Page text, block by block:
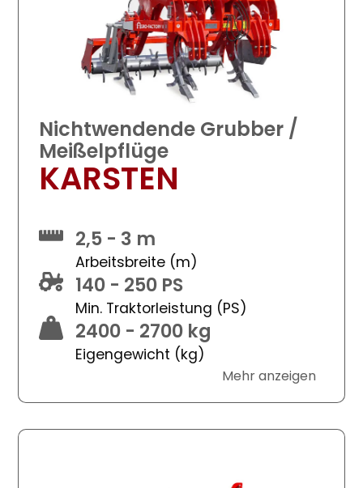
Nichtwendende Grubber /
Meißelpflüge
KARSTEN
2,5 - 3 m
Arbeitsbreite (m)
140 - 250 PS
Min. Traktorleistung (PS)
2400 - 2700 kg
Eigengewicht (kg)
Mehr anzeigen